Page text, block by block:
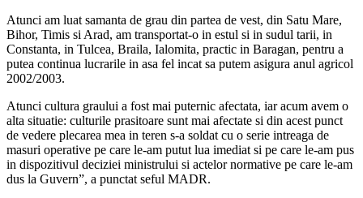
Atunci am luat samanta de grau din partea de vest, din Satu Mare,
Bihor, Timis si Arad, am transportat-o in estul si in sudul tarii, in
Constanta, in Tulcea, Braila, Ialomita, practic in Baragan, pentru a
putea continua lucrarile in asa fel incat sa putem asigura anul agricol
2002/2003.
Atunci cultura graului a fost mai puternic afectata, iar acum avem o
alta situatie: culturile prasitoare sunt mai afectate si din acest punct
de vedere plecarea mea in teren s-a soldat cu o serie intreaga de
masuri operative pe care le-am putut lua imediat si pe care le-am pus
in dispozitivul deciziei ministrului si actelor normative pe care le-am
dus la Guvern”, a punctat seful MADR.